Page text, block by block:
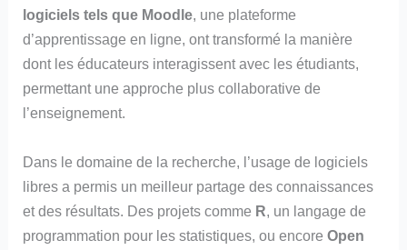
logiciels tels que Moodle, une plateforme
d’apprentissage en ligne, ont transformé la manière
dont les éducateurs interagissent avec les étudiants,
permettant une approche plus collaborative de
l’enseignement.
Dans le domaine de la recherche, l’usage de logiciels
libres a permis un meilleur partage des connaissances
et des résultats. Des projets comme R , un langage de
programmation pour les statistiques, ou encoreOpen